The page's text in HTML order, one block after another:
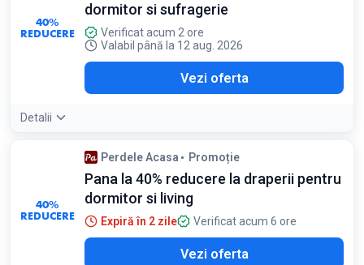
40%
REDUCERE
dormitor si sufragerie
Verificat acum 2 ore
Valabil până la 12 aug. 2026
Vezi oferta
Detalii
40%
REDUCERE
Perdele Acasa Promoție
Pana la 40% reducere la draperii pentru
dormitor si living
Expiră în 2 zile Verificat acum 6 ore
Vezi oferta